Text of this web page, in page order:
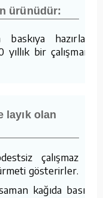
ürünüdür:
hazırlama
bir çalışmanın
layık olan
çalışmaz ve
gösterirler.
kağıda basılan